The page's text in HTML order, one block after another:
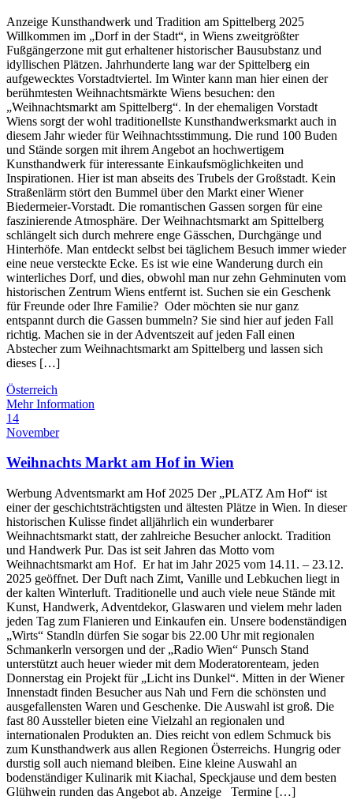
Anzeige Kunsthandwerk und Tradition am Spittelberg 2025
Willkommen im „Dorf in der Stadt“, in Wiens zweitgrößter
Fußgängerzone mit gut erhaltener historischer Bausubstanz und
idyllischen Plätzen. Jahrhunderte lang war der Spittelberg ein
aufgewecktes Vorstadtviertel. Im Winter kann man hier einen der
berühmtesten Weihnachtsmärkte Wiens besuchen: den
„Weihnachtsmarkt am Spittelberg“. In der ehemaligen Vorstadt
Wiens sorgt der wohl traditionellste Kunsthandwerksmarkt auch in
diesem Jahr wieder für Weihnachtsstimmung. Die rund 100 Buden
und Stände sorgen mit ihrem Angebot an hochwertigem
Kunsthandwerk für interessante Einkaufsmöglichkeiten und
Inspirationen. Hier ist man abseits des Trubels der Großstadt. Kein
Straßenlärm stört den Bummel über den Markt einer Wiener
Biedermeier-Vorstadt. Die romantischen Gassen sorgen für eine
faszinierende Atmosphäre. Der Weihnachtsmarkt am Spittelberg
schlängelt sich durch mehrere enge Gässchen, Durchgänge und
Hinterhöfe. Man entdeckt selbst bei täglichem Besuch immer wieder
eine neue versteckte Ecke. Es ist wie eine Wanderung durch ein
winterliches Dorf, und dies, obwohl man nur zehn Gehminuten vom
historischen Zentrum Wiens entfernt ist. Suchen sie ein Geschenk
für Freunde oder Ihre Familie? Oder möchten sie nur ganz
entspannt durch die Gassen bummeln? Sie sind hier auf jeden Fall
richtig. Machen sie in der Adventszeit auf jeden Fall einen
Abstecher zum Weihnachtsmarkt am Spittelberg und lassen sich
dieses […]
Österreich
Mehr Information
14
November
Weihnachts Markt am Hof in Wien
Werbung Adventsmarkt am Hof 2025 Der „PLATZ Am Hof“ ist
einer der geschichtsträchtigsten und ältesten Plätze in Wien. In dieser
historischen Kulisse findet alljährlich ein wunderbarer
Weihnachtsmarkt statt, der zahlreiche Besucher anlockt. Tradition
und Handwerk Pur. Das ist seit Jahren das Motto vom
Weihnachtsmarkt am Hof. Er hat im Jahr 2025 vom 14.11. – 23.12.
2025 geöffnet. Der Duft nach Zimt, Vanille und Lebkuchen liegt in
der kalten Winterluft. Traditionelle und auch viele neue Stände mit
Kunst, Handwerk, Adventdekor, Glaswaren und vielem mehr laden
jeden Tag zum Flanieren und Einkaufen ein. Unsere bodenständigen
„Wirts“ Standln dürfen Sie sogar bis 22.00 Uhr mit regionalen
Schmankerln versorgen und der „Radio Wien“ Punsch Stand
unterstützt auch heuer wieder mit dem Moderatorenteam, jeden
Donnerstag ein Projekt für „Licht ins Dunkel“. Mitten in der Wiener
Innenstadt finden Besucher aus Nah und Fern die schönsten und
ausgefallensten Waren und Geschenke. Die Auswahl ist groß. Die
fast 80 Aussteller bieten eine Vielzahl an regionalen und
internationalen Produkten an. Dies reicht von edlem Schmuck bis
zum Kunsthandwerk aus allen Regionen Österreichs. Hungrig oder
durstig soll auch niemand bleiben. Eine kleine Auswahl an
bodenständiger Kulinarik mit Kiachal, Speckjause und dem besten
Glühwein runden das Angebot ab. Anzeige Termine […]